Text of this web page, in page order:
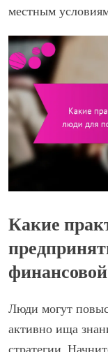
местным
Какие
Люди могут
активно ища